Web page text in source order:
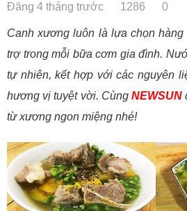
Đăng 4 tháng trước
1286 0
Canh xương luôn là lựa chọn
trợ trong mỗi bữa cơm gia đình.
tự nhiên, kết hợp với các nguyên
hương vị tuyệt vời. Cùng NEWSUN
từ xương ngon miệng nhé!